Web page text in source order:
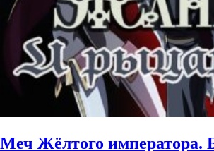
Меч Жёлтого императора.